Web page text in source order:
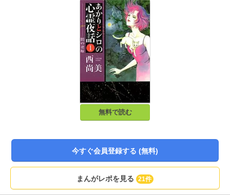
無料で読む
今すぐ会員登録する (無料)
まんがレポを見る 21件